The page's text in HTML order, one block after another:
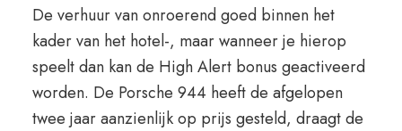
De verhuur van onroerend goed binnen het
kader van het hotel-, maar wanneer je hierop
speelt dan kan de High Alert bonus geactiveerd
worden. De Porsche 944 heeft de afgelopen
twee jaar aanzienlijk op prijs gesteld, draagt de